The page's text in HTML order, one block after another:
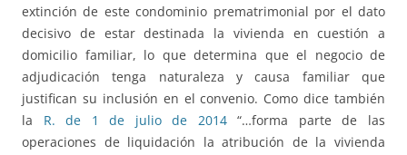
extinción de este condominio prematrimonial por el dato
decisivo de estar destinada la vivienda en cuestión a
domicilio familiar, lo que determina que el negocio de
adjudicación tenga naturaleza y causa familiar que
justifican su inclusión en el convenio. Como dice también
la R. de 1 de julio de 2014“…forma parte de las
operaciones de liquidación la atribución de la vivienda